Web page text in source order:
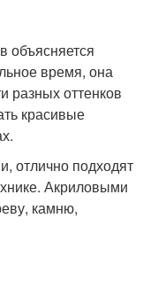
объясняется
время, она
разных оттенков
красивые
отлично подходят
Акриловыми
камню,